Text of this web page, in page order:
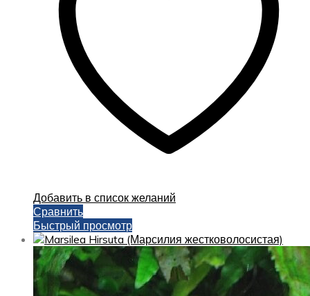
Добавить в список желаний
Сравнить
Быстрый просмотр